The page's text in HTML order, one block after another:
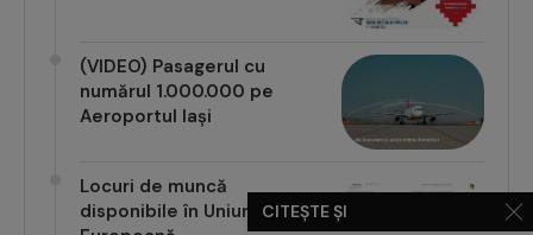
(VIDEO) Pasagerul cu
numărul 1.000.000 pe
Aeroportul Iași
Locuri de muncă
disponibile în UniuneaCITEȘTE ȘI